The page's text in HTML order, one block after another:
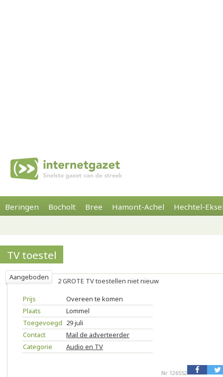
Beringen Bocholt Bree Hamont-Achel Hechtel-
TV toestel
Aangeboden
2 GROTE TV toestellen niet nieuw
Prijs
Overeen te komen
Plaats
Lommel
Toegevoegd 29 juli
Contact
Mail de adverteerder
Categorie
Audio en TV
Nr 126552